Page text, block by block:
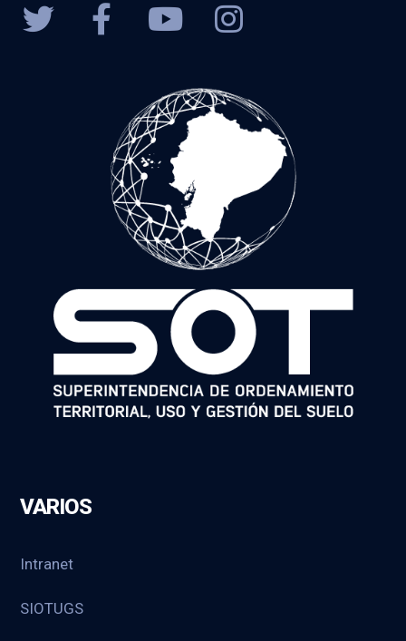
VARIOS
Intranet
SIOTUGS